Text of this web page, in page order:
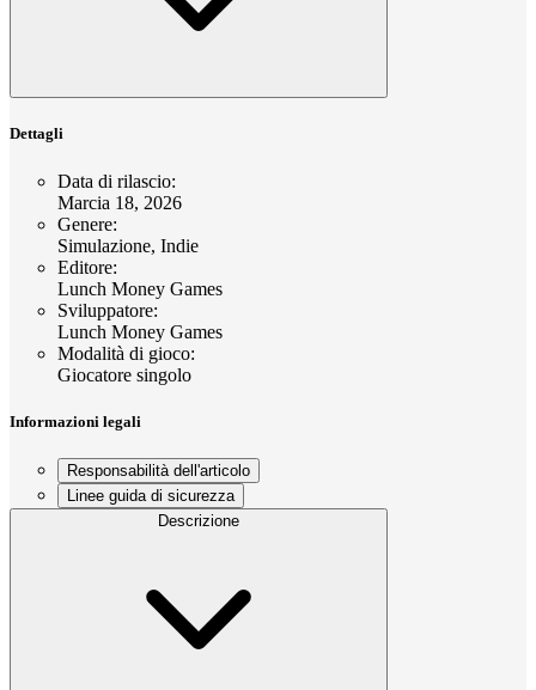
Dettagli
Data di rilascio:
Marcia 18, 2026
Genere:
Simulazione, Indie
Editore:
Lunch Money Games
Sviluppatore:
Lunch Money Games
Modalità di gioco:
Giocatore singolo
Informazioni legali
Responsabilità dell'articolo
Linee guida di sicurezza
Descrizione